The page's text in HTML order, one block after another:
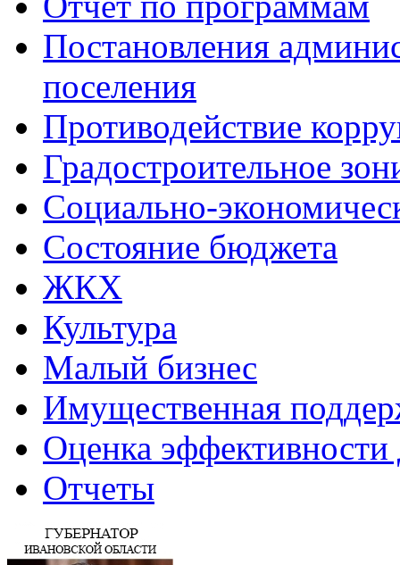
Постановления
поселения
Противодействие
Градостроительное
Социально-
Состояние бюджета
ЖКХ
Культура
Малый бизнес
Имущественная
Оценка эффективности
Отчеты